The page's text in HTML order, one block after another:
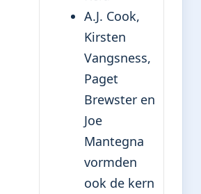
A.J. Cook,
Kirsten
Vangsness,
Paget
Brewster en
Joe
Mantegna
vormden
ook de kern